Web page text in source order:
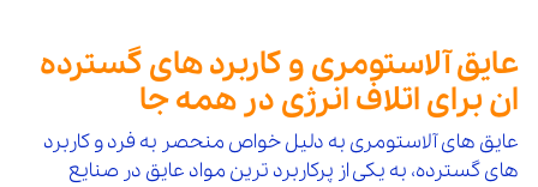
عایق آلاستومری و کاربرد های گسترده
ان برای ​​اتلاف انرژی در همه جا
عایق‌ های آلاستومری به دلیل خواص منحصر به فرد و کاربرد
های گسترده، به یکی از پرکاربرد ترین مواد عایق در صنایع